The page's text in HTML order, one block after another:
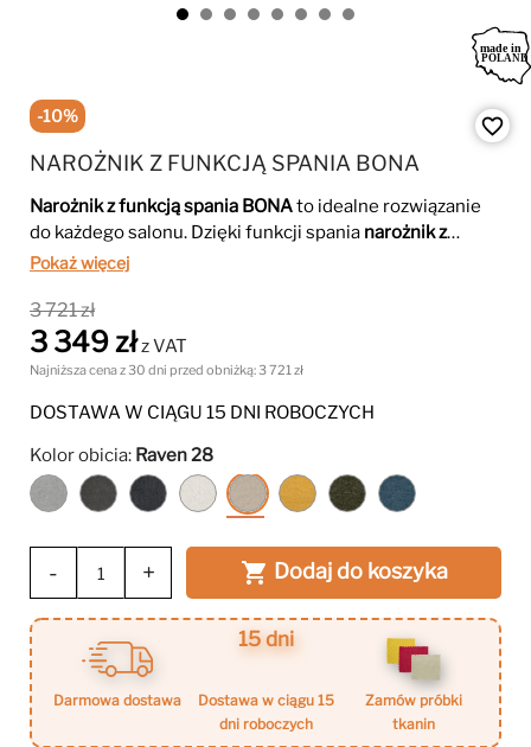
-10%
NAROŻNIK Z FUNKCJĄ SPANIA BONA
Narożnik z funkcją spania BONAto idealne rozwiązanie
do każdego salonu. Dzięki funkcji spania narożnik z
funkcją spania BONA
sprawiają, że
każde wnętrze. Wykonany z wysokiej jakości materiałów,
łączy komfort z elegancją.
Pokaż więcej
3 721 zł
3 349 złz VAT
Najniższa cena z 30 dni przed obniżką:3 721 zł
DOSTAWA W CIĄGU 15 DNI ROBOCZYCH
Kolor obicia: Raven 28
Raven
6
Raven
15
Raven
18
Raven
22
Raven
28
Raven
66
Raven
78
Raven
86
- +  Dodaj do koszyka
darmowa dostawa
15 dni
dostawa w ciągu 15
dni roboczych
zamów próbki
tkanin
favorite_border